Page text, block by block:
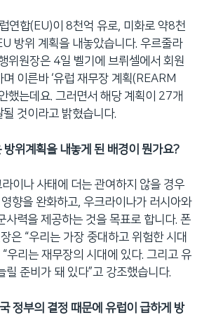
연합(EU)이 8천억 유로, 미화로 약8천
방위 계획을 내놓았습니다. 우르줄라
위원장은 4일 벨기에 브뤼셀에서 회원
이른바 ‘유럽 재무장 계획(REARM
했는데요. 그러면서 해당 계획이 27개
것이라고 밝혔습니다.
방위계획을 내놓게 된 배경이 뭔가요?
이나 사태에 더는 관여하지 않을 경우
향을 완화하고, 우크라이나가 러시아와
사력을 제공하는 것을 목표로 합니다. 폰
은 “우리는 가장 중대하고 위험한 시대
우리는 재무장의 시대에 있다. 그리고 유
릴 준비가 돼 있다”고 강조했습니다.
정부의 결정 때문에 유럽이 급하게 방